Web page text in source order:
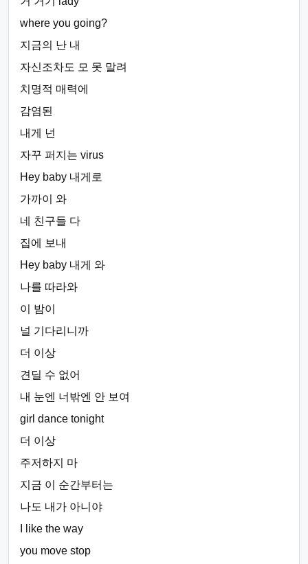
where you going?
지금의 난 내
자신조차도 모 못 말려
치명적 매력에
감염된
내게 넌
자꾸 퍼지는 virus
Hey baby 내게로
가까이 와
네 친구들 다
집에 보내
Hey baby 내게 와
나를 따라와
이 밤이
널 기다리니까
더 이상
견딜 수 없어
내 눈엔 너밖엔 안 보여
girl dance tonight
더 이상
주저하지 마
지금 이 순간부터는
나도 내가 아니야
I like the way
you move stop